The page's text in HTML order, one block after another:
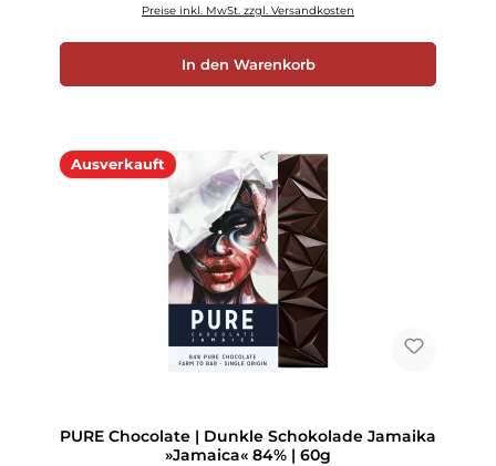
Preise inkl. MwSt. zzgl. Versandkosten
In den Warenkorb
Ausverkauft
PURE Chocolate | Dunkle Schokolade Jamaika
»Jamaica« 84% | 60g